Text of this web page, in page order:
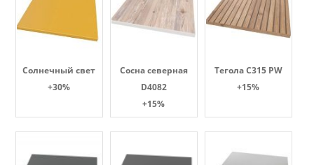
Солнечный свет
+30%
Сосна северная
D4082
+15%
Тегола С315 PW
+15%